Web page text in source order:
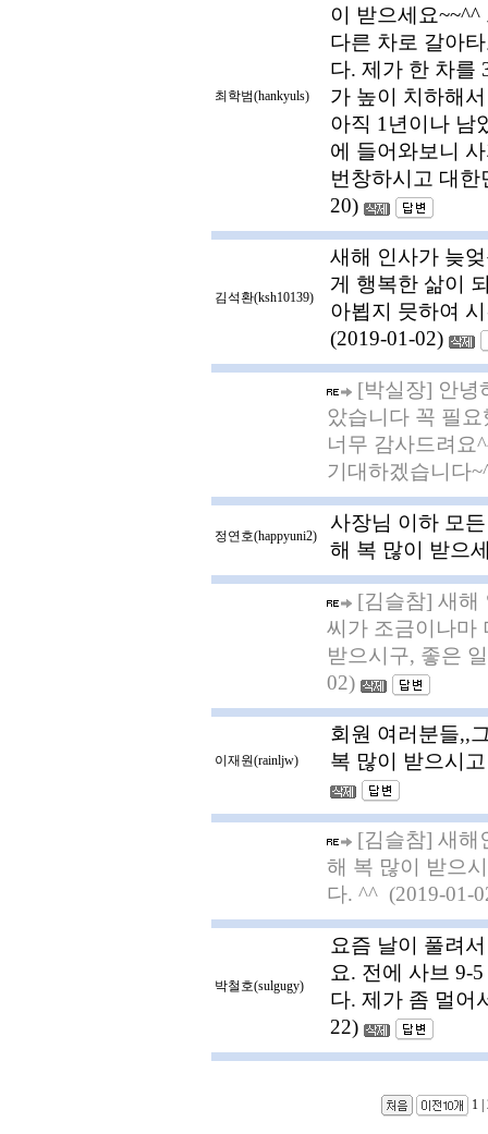
최학범(hankyuls)
이 받으세요
다른 차로 갈아
다. 제가 한 차를
가 높이 치하해
아직 1년이나 남
에 들어와보니
번창하시고 대
20)
김석환(ksh10139)
새해 인사가 늦
게 행복한 삶이
아뵙지 믓하여
(2019-01-02)
[박실장] 안녕
았습니다 꼭 필
너무 감사드려요
기대하겠습니다
정연호(happyuni2)
사장님 이하 모
해 복 많이 받으
[김슬참] 새해
씨가 조금이나마
받으시구, 좋은
02)
이재원(rainljw)
회원 여러분들,,
복 많이 받으시
[김슬참] 새해
해 복 많이 받으
다. ^^ (2019-01-
박철호(sulgugy)
요즘 날이 풀려
요. 전에 사브 9-
다. 제가 좀 멀어
22)
1 |